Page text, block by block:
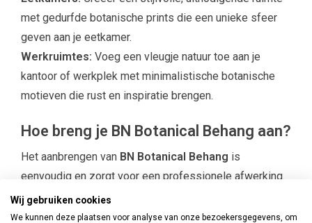
met gedurfde botanische prints die een unieke sfeer
geven aan je eetkamer.
Werkruimtes: Voeg een vleugje natuur toe aan je
kantoor of werkplek met minimalistische botanische
motieven die rust en inspiratie brengen.
Hoe breng je BN Botanical Behang aan?
Het aanbrengen van BN Botanical Behang is
eenvoudig en zorgt voor een professionele afwerking.
Volg deze stappen voor het beste resultaat:
Voorbereiding– Zorg ervoor dat de muur schoon,
Wij gebruiken cookies
We kunnen deze plaatsen voor analyse van onze bezoekersgegevens, om